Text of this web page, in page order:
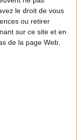
le droit de vous
ou retirer
sur ce site et en
de la page Web.